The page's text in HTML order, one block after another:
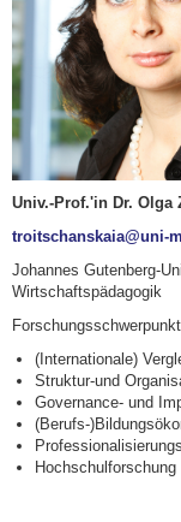
Univ.-Prof.'in Dr. Olga
troitschanskaia@uni-
Johannes Gutenberg-
Wirtschaftspädagogik
(Internationale)
Struktur-und
Governance- und
(Berufs-
Hochschulforschung